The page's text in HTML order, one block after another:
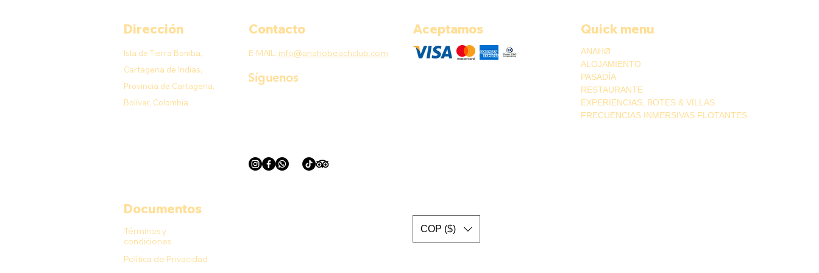
Dirección
Isla de Tierra Bomba,
Cartagena de Indias,
Provincia de Cartagena,
Bolívar, Colombia
Contacto
E-MAIL: info@anahobeachclub.com
Síguenos
Aceptamos Quick menu
ANAHØ
ALOJAMIENTO
PASADÍA
RESTAURANTE
EXPERIENCIAS, BOTES & VILLAS
FRECUENCIAS INMERSIVAS FLOTANTES
Documentos
Términos y
condiciones
COP ($)
Política de Privacidad